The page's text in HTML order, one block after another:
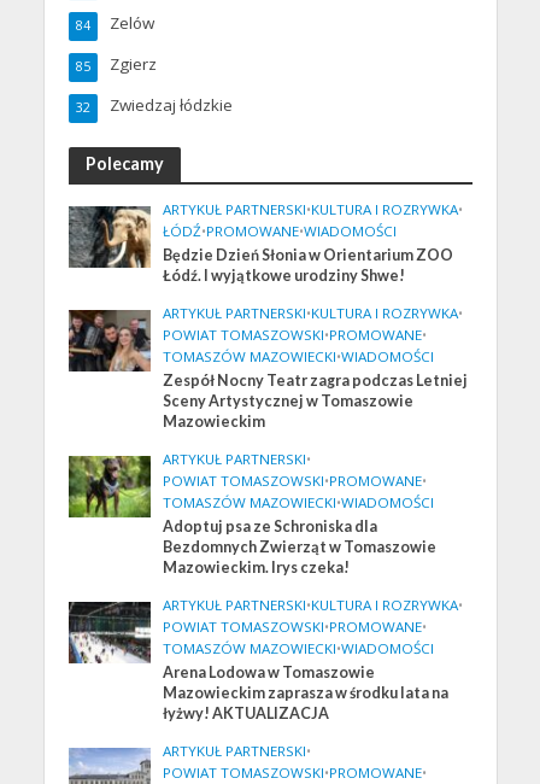
Zelów
84
Zgierz
85
Zwiedzaj łódzkie
32
Polecamy
ARTYKUŁ PARTNERSKI•KULTURA I ROZRYWKA•
ŁÓDŹ•PROMOWANE•WIADOMOŚCI
Będzie Dzień Słonia w Orientarium ZOO
Łódź. I wyjątkowe urodziny Shwe!
ARTYKUŁ PARTNERSKI•KULTURA I ROZRYWKA•
POWIAT TOMASZOWSKI•PROMOWANE•
TOMASZÓW MAZOWIECKI•WIADOMOŚCI
Zespół Nocny Teatr zagra podczas Letniej
Sceny Artystycznej w Tomaszowie
Mazowieckim
ARTYKUŁ PARTNERSKI•
POWIAT TOMASZOWSKI•PROMOWANE•
TOMASZÓW MAZOWIECKI•WIADOMOŚCI
Adoptuj psa ze Schroniska dla
Bezdomnych Zwierząt w Tomaszowie
Mazowieckim. Irys czeka!
ARTYKUŁ PARTNERSKI•KULTURA I ROZRYWKA•
POWIAT TOMASZOWSKI•PROMOWANE•
TOMASZÓW MAZOWIECKI•WIADOMOŚCI
Arena Lodowa w Tomaszowie
Mazowieckim zaprasza w środku lata na
łyżwy! AKTUALIZACJA
ARTYKUŁ PARTNERSKI•
POWIAT TOMASZOWSKI•PROMOWANE•